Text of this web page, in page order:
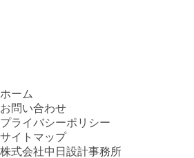
ホーム
お問い合わせ
プライバシーポリシー
サイトマップ
株式会社中日設計事務所